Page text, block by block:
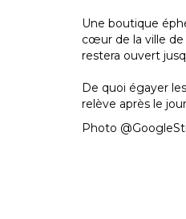
Une boutique
cœur de la ville de
restera ouvert
De quoi égayer
relève après le jour
Photo